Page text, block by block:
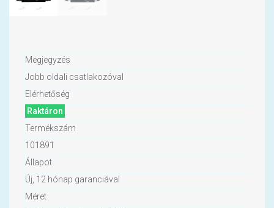
Megjegyzés
Jobb oldali csatlakozóval
Elérhetőség
Raktáron
Termékszám
101891
Állapot
Új, 12 hónap garanciával
Méret